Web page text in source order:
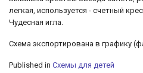
легкая, используется - счетный
Чудесная игла.
Схема экспортирована в графику
Published in Схемы для детей